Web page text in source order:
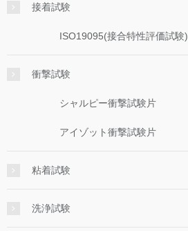
接着試験
ISO19095(接合特性評価試験)
衝撃試験
シャルピー衝撃試験片
アイゾット衝撃試験片
粘着試験
洗浄試験